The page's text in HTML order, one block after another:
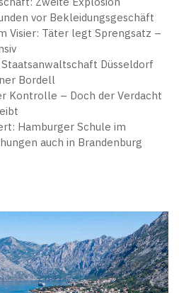
vor Bekleidungsgeschäft
Visier: Täter legt Sprengsatz –
Düsseldorf
Bordell
Kontrolle – Doch der Verdacht
Hamburger Schule im
auch in Brandenburg